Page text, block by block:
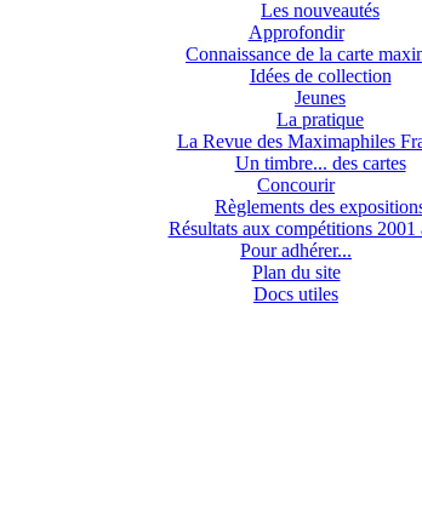
Les nouveautés
Approfondir
Connaissance de la carte
Idées de collection
Jeunes
La pratique
La Revue des Maximaphiles
Un timbre... des cartes
Concourir
Règlements des
Résultats aux compétitions 2001
Pour adhérer...
Plan du site
Docs utiles